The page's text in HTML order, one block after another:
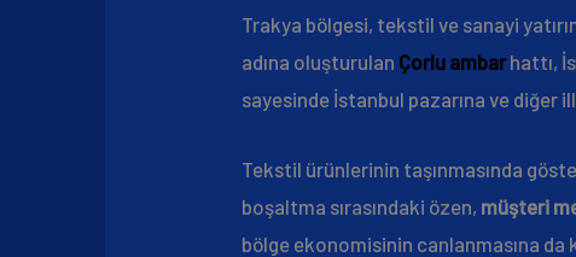
Trakya bölgesi, tekstil ve sanayi
adına oluşturulan Çorlu ambarhattı,
sayesinde İstanbul pazarına ve diğer
Tekstil ürünlerinin taşınmasında
boşaltma sırasındaki özen, müşteri
bölge ekonomisinin canlanmasına da